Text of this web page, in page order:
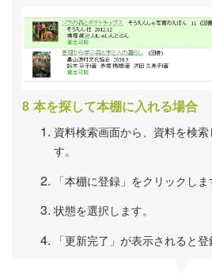
本を探して本棚に入れる場合
資料検索画面から、資料を検
す。
「本棚に登録」をクリックしま
状態を選択します。
「更新完了」が表示されると登